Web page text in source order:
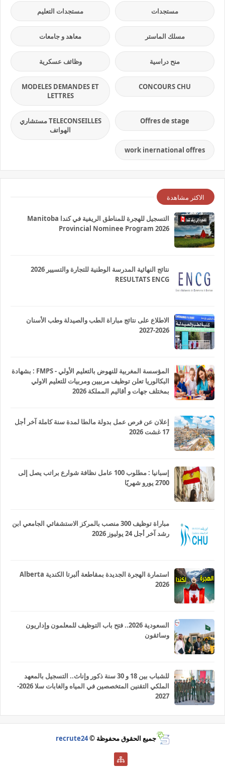
مستجدات مستجدات التعليم
مسلك الماستر معاهد و جامعات
منح دراسية وظائف عسكرية
CONCOURS CHU
MODELES DEMANDES ET
LETTRES
Offres de stage
TELECONSEILLES مستشاري
الهواتف
work inernational offres
الاكثر مشاهدة
التسجيل للهجرة للمناطق الريفية في كندا Manitoba
Provincial Nominee Program 2026
نتائج النهائية المدرسة الوطنية للتجارة والتسيير 2026
RESULTATS ENCG
الاطلاع على نتائج مباراة الطب والصيدلة وطب الأسنان
2026-2027
المؤسسة المغربية للنهوض بالتعليم الأولي - FMPS : بشهادة
البكالوريا تعلن توظيف مربيين ومربيات للتعليم الاولي
بمختلف جهات و أقاليم المملكة 2026
إعلان عن فرص عمل بدولة مالطا لمدة سنة كاملة آخر أجل
17 غشت 2026
إسبانيا : مطلوب 100 عامل نظافة شوارع براتب يصل إلى
2700 يورو شهريًا
مباراة توظيف 300 منصب بالمركز الاستشفائي الجامعي ابن
رشد آخر أجل 24 يوليوز 2026
استمارة الهجرة الجديدة بمقاطعة ألبرتا الكندية Alberta
2026
السعودية 2026.. فتح باب التوظيف للمعلمون وإداريون
وسائقون
للشباب بين 18 و 30 سنة ذكور وإناث.. التسجيل بالمعهد
الملكي التقنين المتخصصين في المياه والغابات سلا 2026-
2027
جميع الحقوق محفوظة ©recrute24